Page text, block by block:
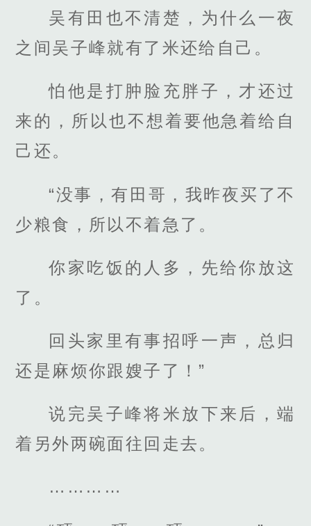
吴有田也不清楚，为什么一夜
之间吴子峰就有了米还给自己。
怕他是打肿脸充胖子，才还过
来的，所以也不想着要他急着给自
己还。
“没事，有田哥，我昨夜买了不
少粮食，所以不着急了。
你家吃饭的人多，先给你放这
了。
回头家里有事招呼一声，总归
还是麻烦你跟嫂子了！”
说完吴子峰将米放下来后，端
着另外两碗面往回走去。
…………